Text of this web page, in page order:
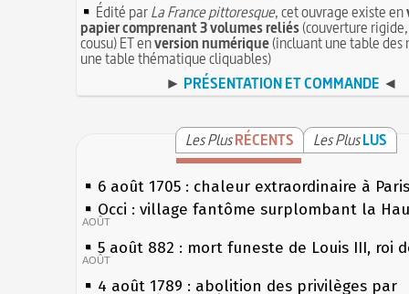
Édité parLa France pittoresque, cet ouvrage existe en
papier comprenant 3 volumes reliés(couverture
cousu) ET enversion numérique(incluant une table des
une table thématique cliquables)
► PRÉSENTATION ET COMMANDE ◄
Les PlusRÉCENTS Les PlusLUS
6 août 1705 : chaleur extraordinaire à Paris
Occi : village fantôme surplombant la
AOÛT
5 août 882 : mort funeste de Louis III, roi
AOÛT
4 août 1789 : abolition des privilèges par